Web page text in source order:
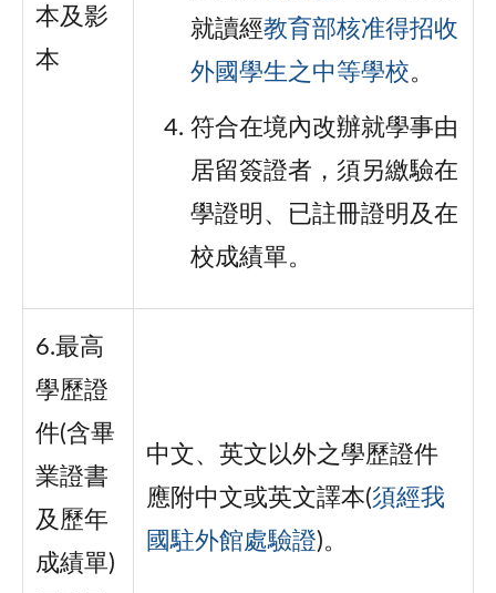
本及影
本
就讀經教育部核准得招收
外國學生之中等學校。
符合在境內改辦就學事由
居留簽證者，須另繳驗在
學證明、已註冊證明及在
校成績單。
6.最高
學歷證
件(含畢
業證書
及歷年
成績單)
中文、英文以外之學歷證件
應附中文或英文譯本(須經我
國駐外館處驗證)。